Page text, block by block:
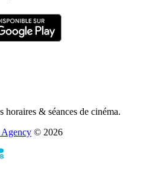
& séances de cinéma.
© 2026